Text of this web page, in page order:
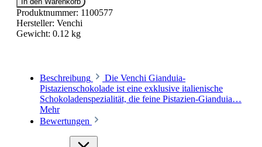
Produktnummer: 1100577
Hersteller: Venchi
Gewicht: 0.12 kg
Beschreibung
Die Venchi Gianduia-
Pistazienschokolade ist eine exklusive italienische
Schokoladenspezialität, die feine Pistazien-Gianduia…
Mehr
Bewertungen